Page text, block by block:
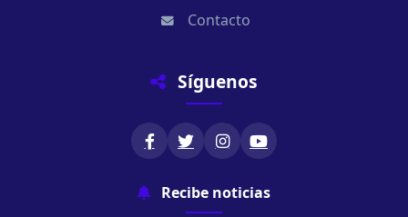
Contacto
Síguenos
Recibe noticias